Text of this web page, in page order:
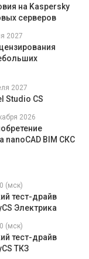
на Kaspersky
серверов
2027
2027
Studio CS
2026
nanoCAD BIM СКС
(мск)
тест-драйв
Электрика
(мск)
тест-драйв
ТКЗ